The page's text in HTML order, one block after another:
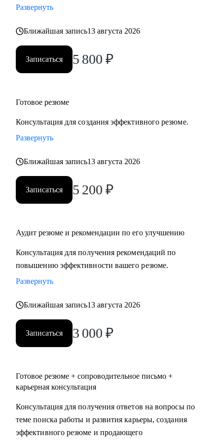
• помогу выбрать следующий этап в карьере и разработать
• поделюсь алгоритмами ответов на популярные вопросы
рекрутеров, в том числе на "неудобные".
Кому могу помочь:
• Студенты и выпускники;
• Финансовый блок (бухгалтерия);
• Продажи;
• Страхование;
• Фармацевтика, медицина, аптечный бизнес;
• Строительство и эксплуатация;
• Гостиничный и ресторанный бизнес;
• Гостинично-ресторанный бизнес;
• Красота&Мода;
• Спорт;
• PR, организация мероприятий;
• Услуги для бизнеса и населения.
Развернуть
Ближайшая запись13 августа 2026
Записаться 5 800 ₽
Готовое резюме
Консультация для создания эффективного резюме.
Развернуть
Ближайшая запись13 августа 2026
Записаться 5 200 ₽
Аудит резюме и рекомендации по его улучшению
Консультация для получения рекомендаций по
повышению эффективности вашего резюме.
Развернуть
Ближайшая запись13 августа 2026
Записаться 3 000 ₽
Готовое резюме + сопроводительное письмо +
карьерная консультация
Консультация для получения ответов на вопросы по
теме поиска работы и развития карьеры, создания
эффективного резюме и продающего